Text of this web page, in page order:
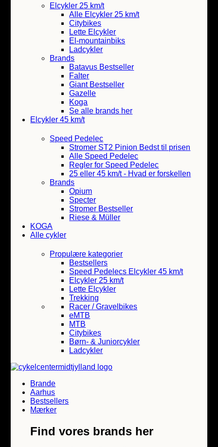
Elcykler 25 km/t
Alle Elcykler 25 km/t
Citybikes
Lette Elcykler
El-mountainbiks
Ladcykler
Brands
Batavus Bestseller
Falter
Giant Bestseller
Gazelle
Koga
Se alle brands her
Elcykler 45 km/t
Speed Pedelec
Stromer ST2 Pinion Bedst til prisen
Alle Speed Pedelec
Regler for Speed Pedelec
25 eller 45 km/t - Hvad er forskellen
Brands
Opium
Specter
Stromer Bestseller
Riese & Müller
KOGA
Alle cykler
Propulære kategorier
Bestsellers
Speed Pedelecs Elcykler 45 km/t
Elcykler 25 km/t
Lette Elcykler
Trekking
Racer / Gravelbikes
eMTB
MTB
Citybikes
Børn- & Juniorcykler
Ladcykler
Brande
Aarhus
Bestsellers
Mærker
Find vores brands her